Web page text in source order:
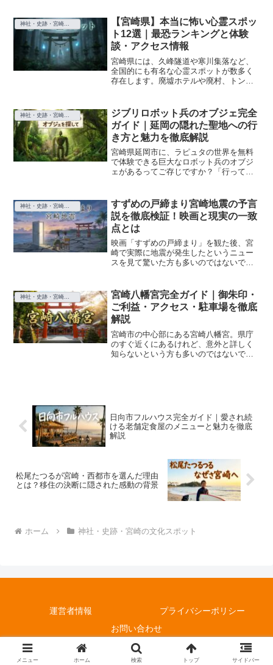
高さで話題の高原町の巨大オブジェ、そ
して「土々呂」という地名...
神社・史跡・宮崎の文化スポット
【宮崎県】本当に怖い心霊スポッ
ト12選｜最恐ランキングと体験
談・アクセス情報
宮崎県には、久峰隧道や寒川集落など、
全国的にも有名な心霊スポットが数多く
存在します。廃墟ホテルや廃村、トンネ
この記事では、宮崎県内の心霊スポット
を恐怖度別にランキング形...
ジブリロボット兵のオブジェ完全
ガイド｜延岡の隠れた聖地への行
き方と魅力を徹底解説
宮崎県延岡市に、ラピュタの世界を無料
で体験できる巨大なロボット兵のオブジ
ェがあるってご存じですか？「行ってみ
あるの？」そんな疑問をお持ちの方も多
いはずです。この記事では...
神社・史跡・宮崎の文化スポット
すずめの戸締まり宮崎地震の予言
説を徹底検証！映画と現実の一致
点とは
映画「すずめの戸締まり」を観た後、宮
崎で実際に地震が発生したというニュー
スを見て驚いた方も多いのではないでし
していたため、「予言だったのでは？」
という声がSNSを中心に...
神社・史跡・宮崎の文化スポット
宮崎八幡宮完全ガイド｜御朱印・
ご利益・アクセス・駐車場を徹底
解説
宮崎市の中心部にある宮崎八幡宮。県庁
のすぐ近くにあるけれど、意外と詳しく
知らないという方も多いのではないでし
日向市フルハウス完全ガイド｜愛され続
ける老舗定食屋のメニューと魅力を徹底
解説
松尾たつるが宮崎・西都市を選んだ理由
とは？移住の決断に隠された感動の背景
ホーム 神社・史跡・宮崎の文化スポット
運営者情報
プライバシーポリシー
お問い合わせ
© 2025 宮崎の里.
メニュー ホーム 検索 トップ サイドバー